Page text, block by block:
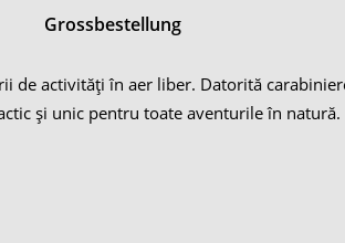
activități în aer liber. Datorită
și unic pentru toate aventurile în natură.
Grossbestellung